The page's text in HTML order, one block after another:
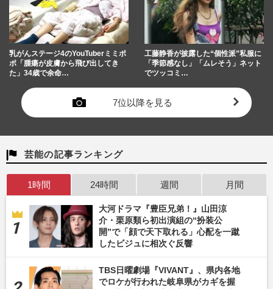
乳がんステージ4のYouTuberミミポ
ポ「腫瘍が皮膚から飛び出してき
た」34歳で余命…
工藤静香が披露した“個性派”私服に
「季節感なし」「ムレそう」ネット
でツッコミ…
7位以降を見る
芸能の記事ランキング
1時間 24時間 週間 月間
大河ドラマ『豊臣兄弟！』山田涼
介・栗原類ら初出演組の“扮装公
開”で「顔で天下取れる」心配を一蹴
したビジュに相次ぐ反響
TBS日曜劇場『VIVANT』、県内各地
でロケが行われた岐阜県がカギを握